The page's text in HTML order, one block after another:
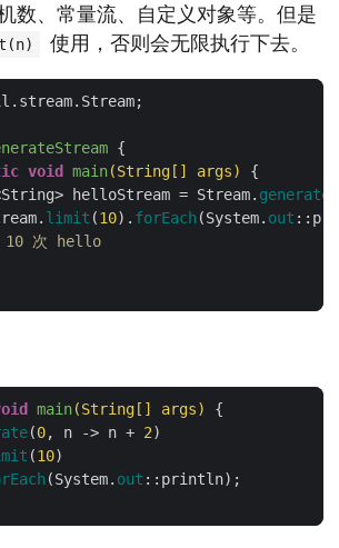
数、常量流、自定义对象等。但是
使用，否则会无限执行下去。
void main(String[] args)
helloStream = Stream.
generate
limit (10). forEach (System. out
10 次 hello
main(String[] args)
(0, n -> n + 2
(10
(System. out